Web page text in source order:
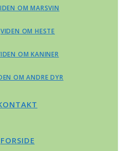
OM MARSVIN
VIDEN OM HESTE
OM KANINER
OM ANDRE DYR
FORSIDE